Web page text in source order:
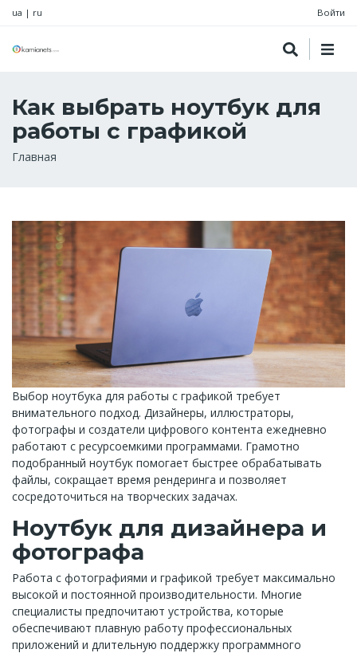
ua | ru Войти
Как выбрать ноутбук для
работы с графикой
Строка
Главная
Выбор ноутбука для работы с графикой требует
внимательного подход. Дизайнеры, иллюстраторы,
фотографы и создатели цифрового контента ежедневно
работают с ресурсоемкими программами. Грамотно
подобранный ноутбук помогает быстрее обрабатывать
файлы, сокращает время рендеринга и позволяет
сосредоточиться на творческих задачах.
Ноутбук для дизайнера и
фотографа
Работа с фотографиями и графикой требует максимально
высокой и постоянной производительности. Многие
специалисты предпочитают устройства, которые
обеспечивают плавную работу профессиональных
приложений и длительную поддержку программного